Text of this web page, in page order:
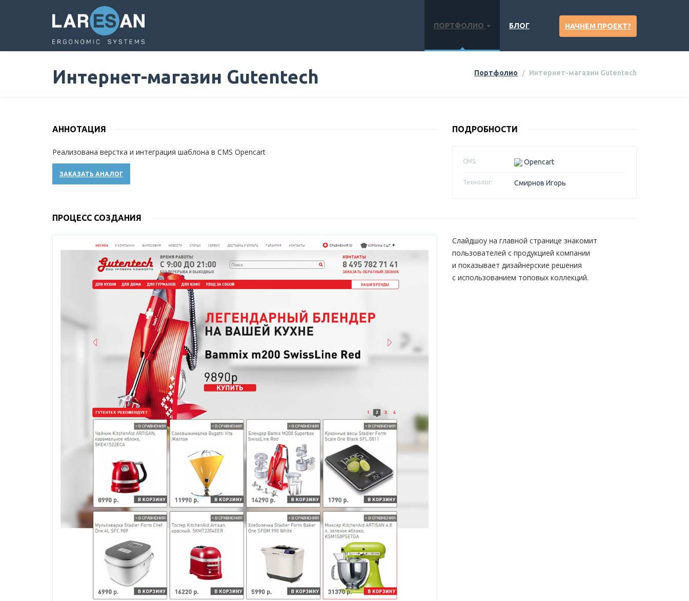
ПОРТФОЛИО БЛОГ НАЧНЕМ ПРОЕКТ?
Интернет-магазин Gutentech Портфолио Интернет-магазин Gutentech
АННОТАЦИЯ
Реализована верстка и интеграция шаблона в CMS Opencart
ЗАКАЗАТЬ АНАЛОГ
ПОДРОБНОСТИ
CMS: Opencart
Технолог: Смирнов Игорь
ПРОЦЕСС СОЗДАНИЯ
Слайдшоу на главной странице знакомит
пользователей с продукцией компании
и показывает дизайнерские решения
с использованием топовых коллекций.